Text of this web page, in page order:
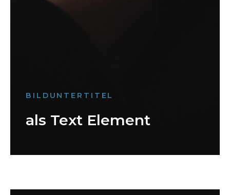
BILDUNTERTITEL
als Text Element